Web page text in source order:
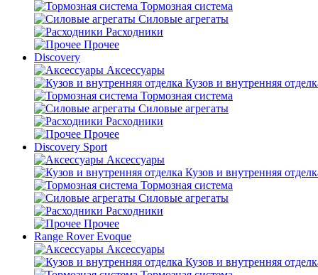
Тормозная система
Силовые агрегаты
Расходники
Прочее
Discovery
Аксессуары
Кузов и внутренняя
Тормозная система
Силовые агрегаты
Расходники
Прочее
Discovery Sport
Аксессуары
Кузов и внутренняя
Тормозная система
Силовые агрегаты
Расходники
Прочее
Range Rover Evoque
Аксессуары
Кузов и внутренняя